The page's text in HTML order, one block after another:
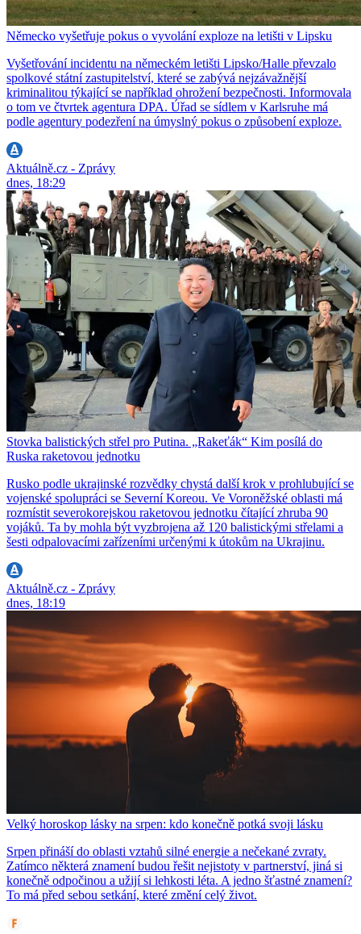
Německo vyšetřuje pokus o vyvolání exploze na letišti v Lipsku
Vyšetřování incidentu na německém letišti Lipsko/Halle převzalo
spolkové státní zastupitelství, které se zabývá nejzávažnější
kriminalitou týkající se například ohrožení bezpečnosti. Informovala
o tom ve čtvrtek agentura DPA. Úřad se sídlem v Karlsruhe má
podle agentury podezření na úmyslný pokus o způsobení exploze.
Aktuálně.cz - Zprávy
dnes, 18:29
Stovka balistických střel pro Putina. „Rakeťák“ Kim posílá do
Ruska raketovou jednotku
Rusko podle ukrajinské rozvědky chystá další krok v prohlubující se
vojenské spolupráci se Severní Koreou. Ve Voroněžské oblasti má
rozmístit severokorejskou raketovou jednotku čítající zhruba 90
vojáků. Ta by mohla být vyzbrojena až 120 balistickými střelami a
šesti odpalovacími zařízeními určenými k útokům na Ukrajinu.
Aktuálně.cz - Zprávy
dnes, 18:19
Velký horoskop lásky na srpen: kdo konečně potká svoji lásku
Srpen přináší do oblasti vztahů silné energie a nečekané zvraty.
Zatímco některá znamení budou řešit nejistoty v partnerství, jiná si
konečně odpočinou a užijí si lehkosti léta. A jedno šťastné znamení?
To má před sebou setkání, které změní celý život.